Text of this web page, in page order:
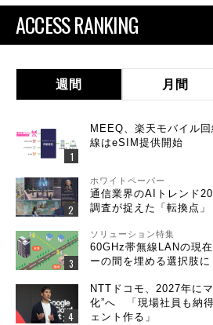
ACCESS RANKING
週間 月間
MEEQ、楽天モバイル
線はeSIM提供開始
ホワイトペーパー
通信業界のAIトレンド
調査が捉えた「転換点」
ソリューション特集
60GHz帯無線LANの現
ーの間を埋める選択肢に
NTTドコモ、2027年に
化”へ 「現場社員も納
ェント作る」